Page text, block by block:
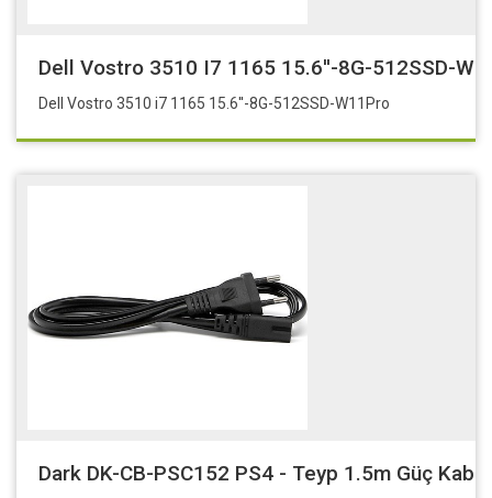
Dell Vostro 3510 I7 1165 15.6''-8G-512SSD-
Dell Vostro 3510 i7 1165 15.6''-8G-512SSD-W11Pro
Dark DK-CB-PSC152 PS4 - Teyp 1.5m Güç